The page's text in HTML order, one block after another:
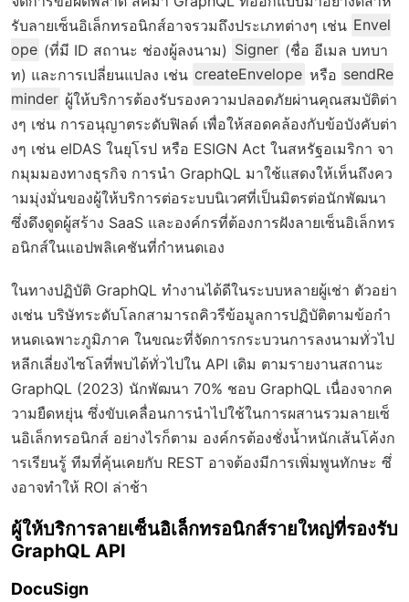
รับลายเซ็นอิเล็กทรอนิกส์อาจรวมถึงประเภทต่างๆ เช่น Envel
ope (ที่มี ID สถานะ ช่องผู้ลงนาม) Signer (ชื่อ อีเมล บทบา
ท) และการเปลี่ยนแปลง เช่น createEnvelope หรือ sendRe
minder ผู้ให้บริการต้องรับรองความปลอดภัยผ่านคุณสมบัติต่า
งๆ เช่น การอนุญาตระดับฟิลด์ เพื่อให้สอดคล้องกับข้อบังคับต่า
งๆ เช่น eIDAS ในยุโรป หรือ ESIGN Act ในสหรัฐอเมริกา จา
กมุมมองทางธุรกิจ การนำ GraphQL มาใช้แสดงให้เห็นถึงคว
ามมุ่งมั่นของผู้ให้บริการต่อระบบนิเวศที่เป็นมิตรต่อนักพัฒนา
ซึ่งดึงดูดผู้สร้าง SaaS และองค์กรที่ต้องการฝังลายเซ็นอิเล็กทร
อนิกส์ในแอปพลิเคชันที่กำหนดเอง
ในทางปฏิบัติ GraphQL ทำงานได้ดีในระบบหลายผู้เช่า ตัวอย่า
งเช่น บริษัทระดับโลกสามารถคิวรีข้อมูลการปฏิบัติตามข้อกำ
หนดเฉพาะภูมิภาค ในขณะที่จัดการกระบวนการลงนามทั่วไป
หลีกเลี่ยงไซโลที่พบได้ทั่วไปใน API เดิม ตามรายงานสถานะ
GraphQL (2023) นักพัฒนา 70% ชอบ GraphQL เนื่องจากค
วามยืดหยุ่น ซึ่งขับเคลื่อนการนำไปใช้ในการผสานรวมลายเซ็
นอิเล็กทรอนิกส์ อย่างไรก็ตาม องค์กรต้องชั่งน้ำหนักเส้นโค้งก
ารเรียนรู้ ทีมที่คุ้นเคยกับ REST อาจต้องมีการเพิ่มพูนทักษะ ซึ่
งอาจทำให้ ROI ล่าช้า
ผู้ให้บริการลายเซ็นอิเล็กทรอนิกส์รายใหญ่ที่รองรับ
GraphQL API
DocuSign